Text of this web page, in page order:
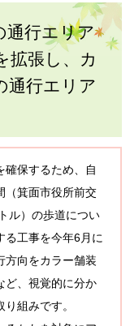
通行エリア
拡張し、カ
通行エリア
確保するため、自
（箕面市役所前交
ル）の歩道につい
る工事を今年6月に
方向をカラー舗装
ど、視覚的に分か
組みです。